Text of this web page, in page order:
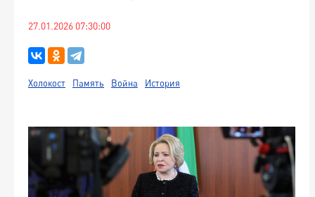
27.01.2026 07:30:00
Холокост Память Война История